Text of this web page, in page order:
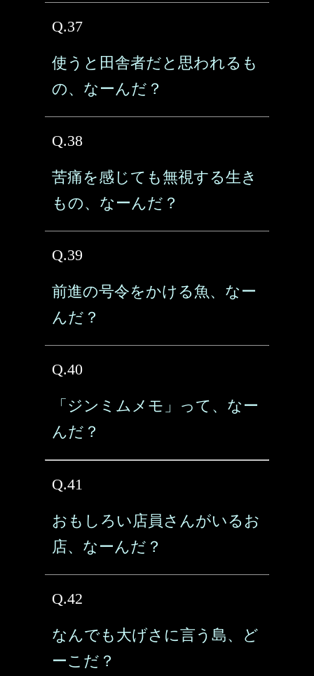
Q.37
使うと田舎者だと思われるも
の、なーんだ？
Q.38
苦痛を感じても無視する生き
もの、なーんだ？
Q.39
前進の号令をかける魚、なー
んだ？
Q.40
「ジンミムメモ」って、なー
んだ？
Q.41
おもしろい店員さんがいるお
店、なーんだ？
Q.42
なんでも大げさに言う島、ど
ーこだ？